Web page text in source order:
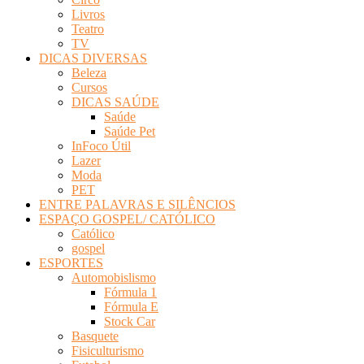
Livros
Teatro
TV
DICAS DIVERSAS
Beleza
Cursos
DICAS SAÚDE
Saúde
Saúde Pet
InFoco Útil
Lazer
Moda
PET
ENTRE PALAVRAS E SILÊNCIOS
ESPAÇO GOSPEL/ CATÓLICO
Católico
gospel
ESPORTES
Automobislismo
Fórmula 1
Fórmula E
Stock Car
Basquete
Fisiculturismo